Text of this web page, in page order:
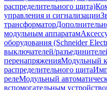
распределительного щита)
управления и сигнализации
трансформатор
модульным аппаратам
оборудования (Schneider
выключателей/
перенапряженияМодульный
распределительного щита
релеМодульный
вспомогательным